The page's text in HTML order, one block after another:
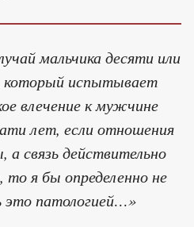
мальчика десяти или
который испытывает
влечение к мужчине
лет, если отношения
а связь действительно
то я бы определенно не
это патологией…»